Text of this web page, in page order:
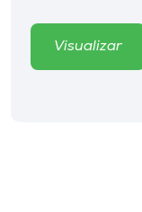
Editora
Visualizar